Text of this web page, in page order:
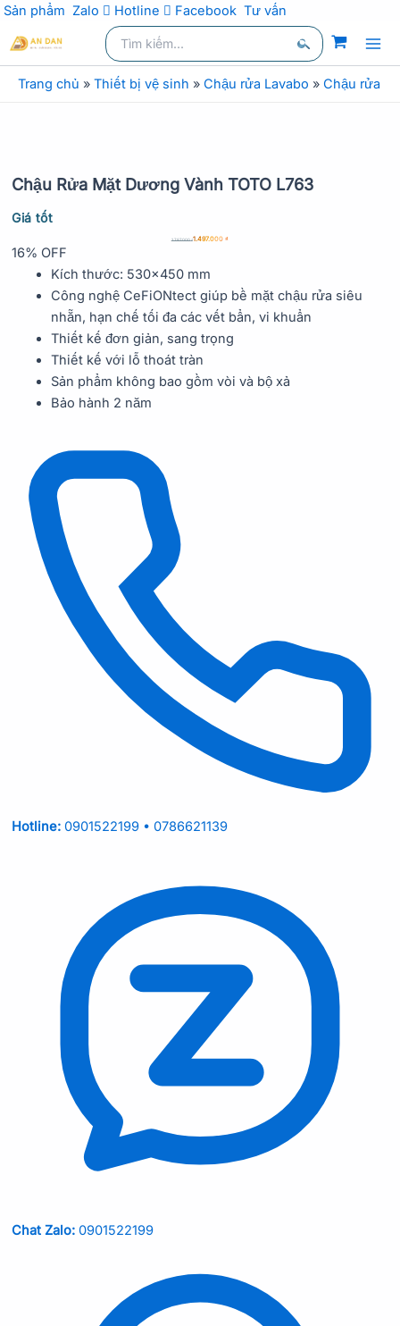
kiếm
Sản phẩm Zalo Hotline Facebook Tư vấn
tới
Tìm
kiếm:
Tìm
kiếm
Trang chủ » Thiết bị vệ sinh » Chậu rửa Lavabo » Chậu rửa
Chậu Rửa Mặt Dương Vành TOTO L763
Giá tốt
1.787.000 ₫1.497.000₫
16% OFF
Kích thước: 530×450 mm
Công nghệ CeFiONtect giúp bề mặt chậu rửa siêu
nhẵn, hạn chế tối đa các vết bẩn, vi khuẩn
Thiết kế đơn giản, sang trọng
Thiết kế với lỗ thoát tràn
Sản phẩm không bao gồm vòi và bộ xả
Bảo hành 2 năm
Hotline: 0901522199 • 0786621139
Chat Zalo: 0901522199